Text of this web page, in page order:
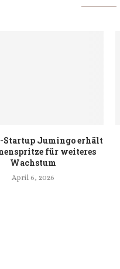
Jumingo erhält
für weiteres
Wachstum
April 6, 2026